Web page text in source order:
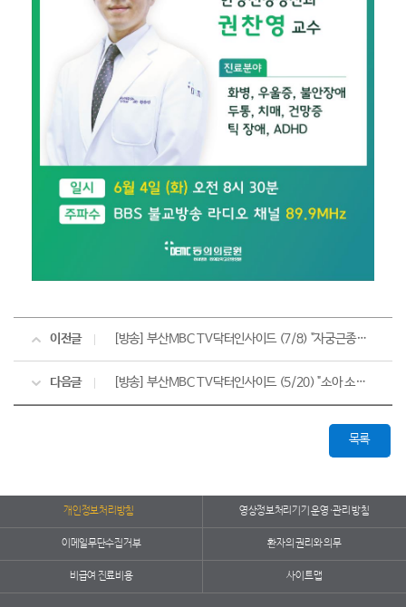
이전글 [방송] 부산MBC TV닥터인사이드 (7/8) "자궁근종과 자궁선근증"
다음글 [방송] 부산MBC TV닥터인사이드 (5/20) "소아 소화기 질환의 진단과 치료"
목록
개인정보처리방침 영상정보처리기기 운영·관리 방침
이메일무단수집거부 환자의 권리와 의무
비급여 진료비용 사이트맵